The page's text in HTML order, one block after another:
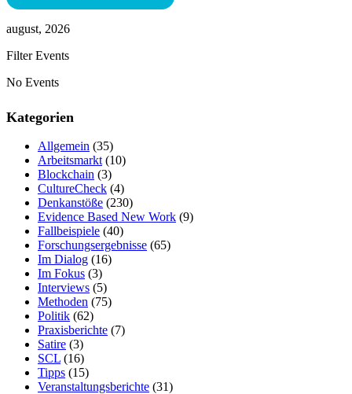
august, 2026
Filter Events
No Events
Kategorien
Allgemein (35)
Arbeitsmarkt (10)
Blockchain (3)
CultureCheck (4)
Denkanstöße (230)
Evidence Based New Work (9)
Fallbeispiele (40)
Forschungsergebnisse (65)
Im Dialog (16)
Im Fokus (3)
Interviews (5)
Methoden (75)
Politik (62)
Praxisberichte (7)
Satire (3)
SCL (16)
Tipps (15)
Veranstaltungsberichte (31)